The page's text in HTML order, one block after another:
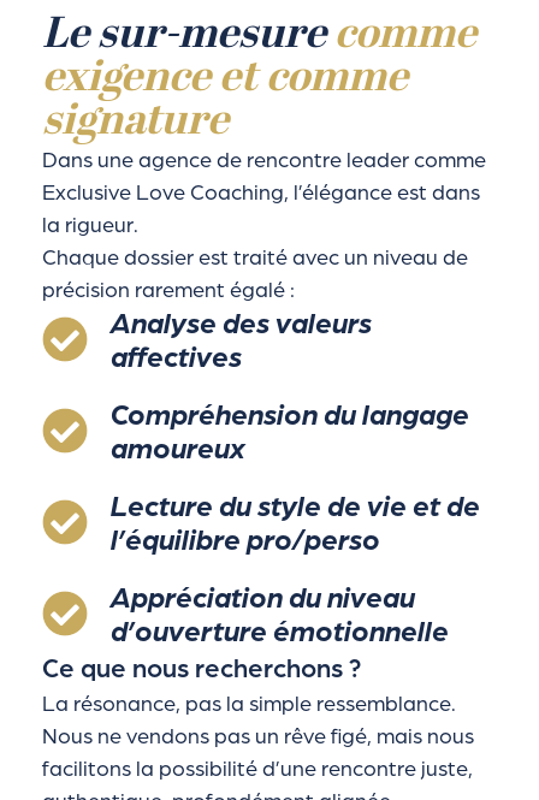
Le sur-mesurecomme
exigence et comme
signature
Dans une agence de rencontre leader comme
Exclusive Love Coaching, l’élégance est dans
la rigueur.
Chaque dossier est traité avec un niveau de
précision rarement égalé :
Analyse des valeurs
affectives
Compréhension du langage
amoureux
Lecture du style de vie et de
l’équilibre pro/perso
Appréciation du niveau
d’ouverture émotionnelle
Ce que nous recherchons ?
La résonance, pas la simple ressemblance.
Nous ne vendons pas un rêve figé, mais nous
facilitons la possibilité d’une rencontre juste,